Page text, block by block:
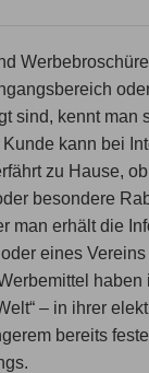
sind, kennt man
kann bei
zu Hause,
besondere
man erhält die
eines Vereins
haben
– in ihrer
bereits